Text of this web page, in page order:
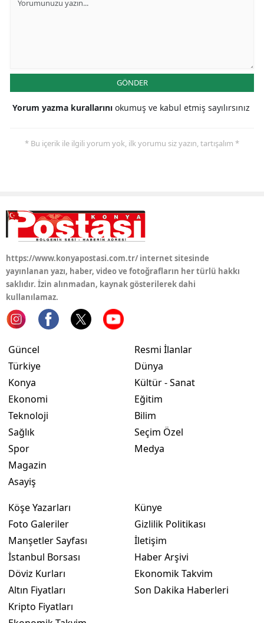
GÖNDER
Yorum yazma kurallarını okumuş ve kabul etmiş sayılırsınız
* Bu içerik ile ilgili yorum yok, ilk yorumu siz yazın, tartışalım *
https://www.konyapostasi.com.tr/ internet sitesinde
yayınlanan yazı, haber, video ve fotoğrafların her türlü hakkı
saklıdır. İzin alınmadan, kaynak gösterilerek dahi
kullanılamaz.
Güncel
Türkiye
Konya
Ekonomi
Teknoloji
Sağlık
Spor
Magazin
Asayiş
Resmi İlanlar
Dünya
Kültür - Sanat
Eğitim
Bilim
Seçim Özel
Medya
Köşe Yazarları
Foto Galeriler
Manşetler Sayfası
İstanbul Borsası
Döviz Kurları
Altın Fiyatları
Kripto Fiyatları
Künye
Gizlilik Politikası
İletişim
Haber Arşivi
Ekonomik Takvim
Son Dakika Haberleri